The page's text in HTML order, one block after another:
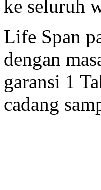
ke seluruh
Life Span
dengan
garansi 1
cadang